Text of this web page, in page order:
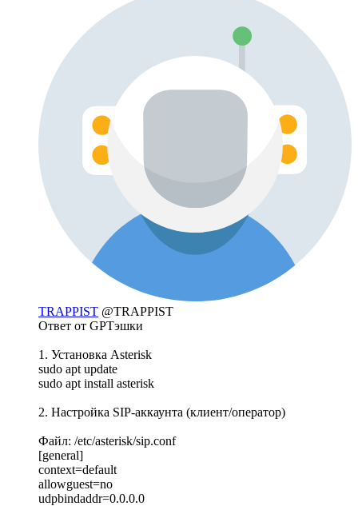
TRAPPIST @TRAPPIST
Ответ от GPTэшки
1. Установка Asterisk
sudo apt update
sudo apt install asterisk
2. Настройка SIP-аккаунта (клиент/оператор)
Файл: /etc/asterisk/sip.conf
[general]
context=default
allowguest=no
udpbindaddr=0.0.0.0